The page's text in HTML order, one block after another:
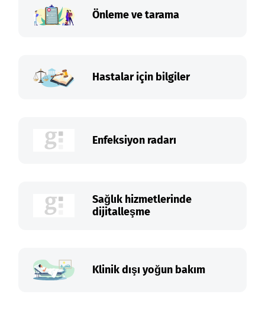
Önleme ve tarama
Hastalar için bilgiler
Enfeksiyon radarı
Sağlık hizmetlerinde
dijitalleşme
Klinik dışı yoğun bakım